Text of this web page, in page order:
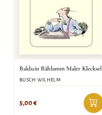
Balduin Bählamm Maler Klecksel
BUSCH WILHELM
5,00€